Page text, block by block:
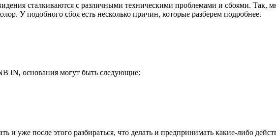
сталкиваются с различными техническими проблемами и сбоями. Так,
У подобного сбоя есть несколько причин, которые разберем подробнее.
IN, основания могут быть следующие:
и уже после этого разбираться, что делать и предпринимать какие-либо